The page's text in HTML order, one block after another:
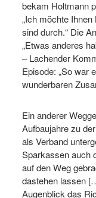
bekam Holtmann
„Ich möchte
sind durch.“ Die
„Etwas anderes
– Lachender
Episode: „So war
wunderbaren
Ein anderer
Aufbaujahre zu
als Verband
Sparkassen auch
auf den Weg
dastehen lassen
Augenblick das